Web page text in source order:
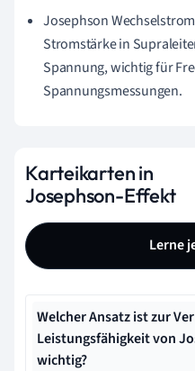
Josephson
Stromstärke in
Spannung, wichtig für
Spannungsmessungen.
Karteikarten in
Josephson-Effekt
Lerne
Welcher Ansatz ist zur
Leistungsfähigkeit von
wichtig?